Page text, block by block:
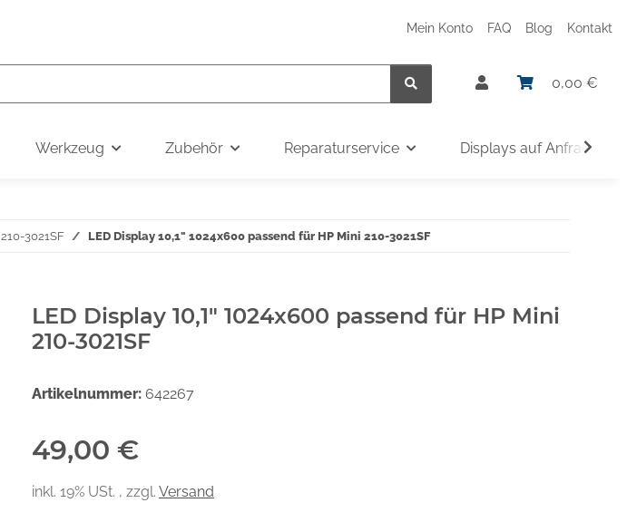
Mein Konto FAQ Blog Kontakt
0,00 €
Werkzeug Zubehör Reparaturservice Displays auf Anfrage
210-3021SF LED Display 10,1" 1024x600 passend für HP Mini 210-3021SF
LED Display 10,1" 1024x600 passend für HP Mini
210-3021SF
Artikelnummer: 642267
49,00 €
inkl. 19% USt. , zzgl. Versand